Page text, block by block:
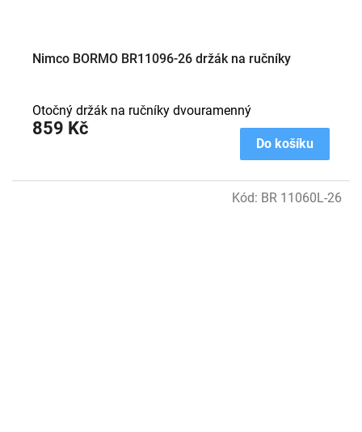
Nimco BORMO BR11096-26 držák na ručníky
859 Kč
Do košíku
Otočný držák na ručníky dvouramenný
Kód: BR 11060L-26